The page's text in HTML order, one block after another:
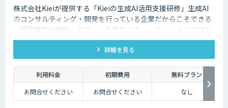
株式会社Kieiが提供する「Kieiの生成AI活用支援研修」生成AI
のコンサルティング・開発を行っている企業だからこそできる
「超実践型AI研修」です。一方的なコミュニケーションではな
く、ディスカッションを重視しております。
詳細を見る
利用料金 初期費用
無料プラン
お問合せください
お問合せください なし